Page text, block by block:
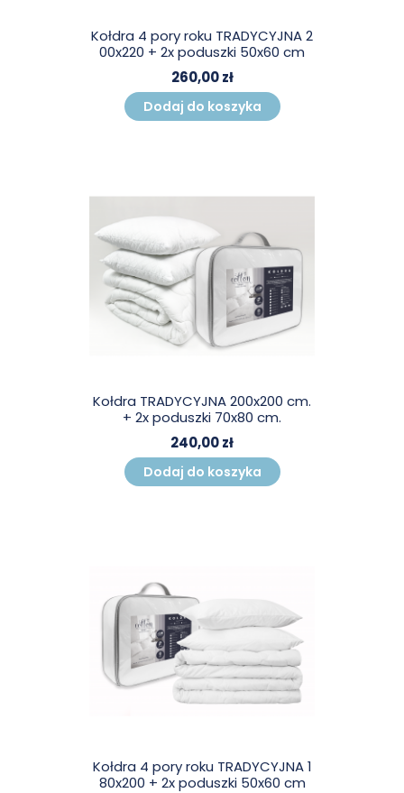
Kołdra 4 pory roku TRADYCYJNA 2
00x220 + 2x poduszki 50x60 cm
260,00 zł
Dodaj do koszyka
Kołdra TRADYCYJNA 200x200 cm.
+ 2x poduszki 70x80 cm.
240,00 zł
Dodaj do koszyka
Kołdra 4 pory roku TRADYCYJNA 1
80x200 + 2x poduszki 50x60 cm